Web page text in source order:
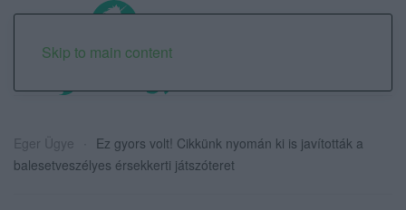
Skip to main content
Eger Ügye
Ez gyors volt! Cikkünk nyomán ki is javították a
balesetveszélyes érsekkerti játszóteret